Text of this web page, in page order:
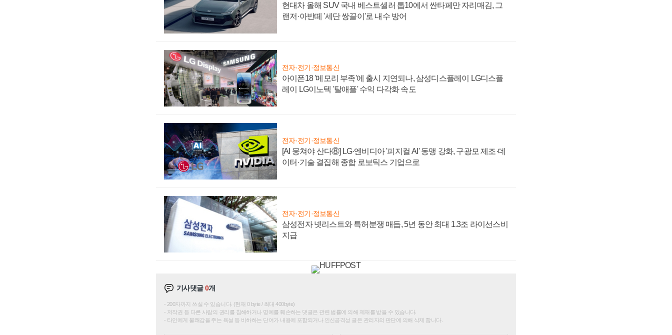
현대차 올해 SUV 국내 베스트셀러 톱10에서 싼타페만 자리매김, 그
랜저·아반떼 '세단 쌍끌이'로 내수 방어
전자·전기·정보통신
아이폰18 '메모리 부족'에 출시 지연되나, 삼성디스플레이 LG디스플
레이 LG이노텍 '탈애플' 수익 다각화 속도
전자·전기·정보통신
[AI 뭉쳐야 산다⑧] LG·엔비디아 '피지컬 AI' 동맹 강화, 구광모 제조·데
이터·기술 결집해 종합 로보틱스 기업으로
전자·전기·정보통신
삼성전자 넷리스트와 특허분쟁 매듭, 5년 동안 최대 1.3조 라이선스비
지급
기사댓글0개
200자까지 쓰실 수 있습니다. (현재 0 byte / 최대 400byte)
저작권 등 다른 사람의 권리를 침해하거나 명예를 훼손하는 댓글은 관련 법률에 의해 제재를 받을 수 있습니다.
타인에게 불쾌감을 주는 욕설 등 비하하는 단어가 내용에 포함되거나 인신공격성 글은 관리자의 판단에 의해 삭제 합니다.